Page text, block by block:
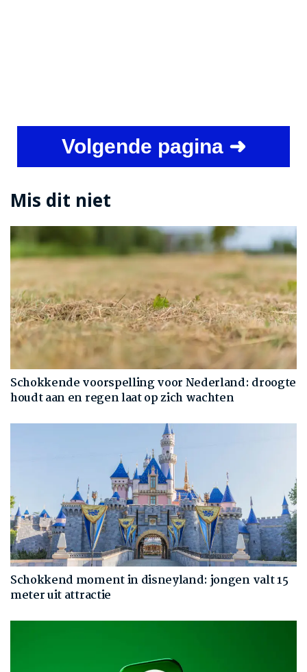
Volgende pagina ➜
Mis dit niet
Schokkende voorspelling voor Nederland: droogte
houdt aan en regen laat op zich wachten
Schokkend moment in disneyland: jongen valt 15
meter uit attractie